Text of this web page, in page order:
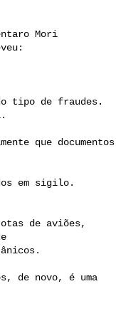
Mori
tipo de fraudes.
que documentos
em sigilo.
de aviões,
de novo, é uma